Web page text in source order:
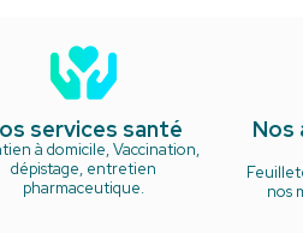
services santé
à domicile, Vaccination,
dépistage, entretien
pharmaceutique.
Nos
nos